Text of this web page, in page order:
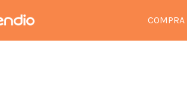
COMPRA